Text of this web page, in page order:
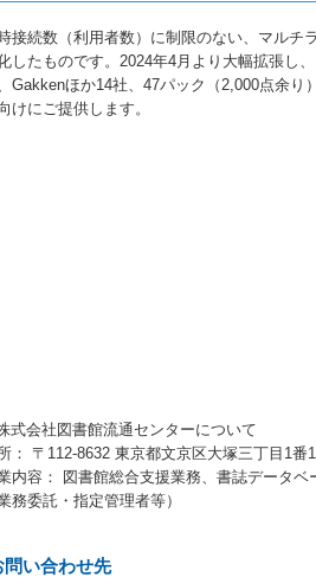
接続数（利用者数）に制限のない、マルチ
したものです。2024年4月より大幅拡張し
Gakkenほか14社、47パック（2,000点余り
けにご提供します。
式会社図書館流通センターについて
： 〒112-8632 東京都文京区大塚三丁目1
内容： 図書館総合支援業務、書誌データ
業務委託・指定管理者等）
問い合わせ先